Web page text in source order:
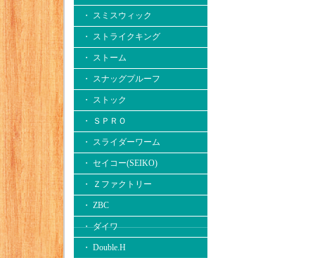
・ スミスウィック
・ ストライクキング
・ ストーム
・ スナッグプルーフ
・ ストック
・ ＳＰＲＯ
・ スライダーワーム
・ セイコー(SEIKO)
・ Ｚファクトリー
・ ZBC
・ ダイワ
・ Double.H